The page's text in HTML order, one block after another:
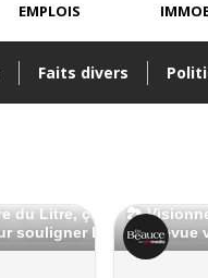
Faits divers
EMPLOIS